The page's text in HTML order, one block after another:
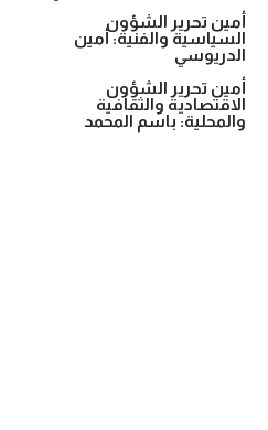
أمين تحرير الشؤون
السياسية والفنية: أمين
الدريوسي
أمين تحرير الشؤون
الاقتصادية والثقافية
والمحلية: باسم المحمد